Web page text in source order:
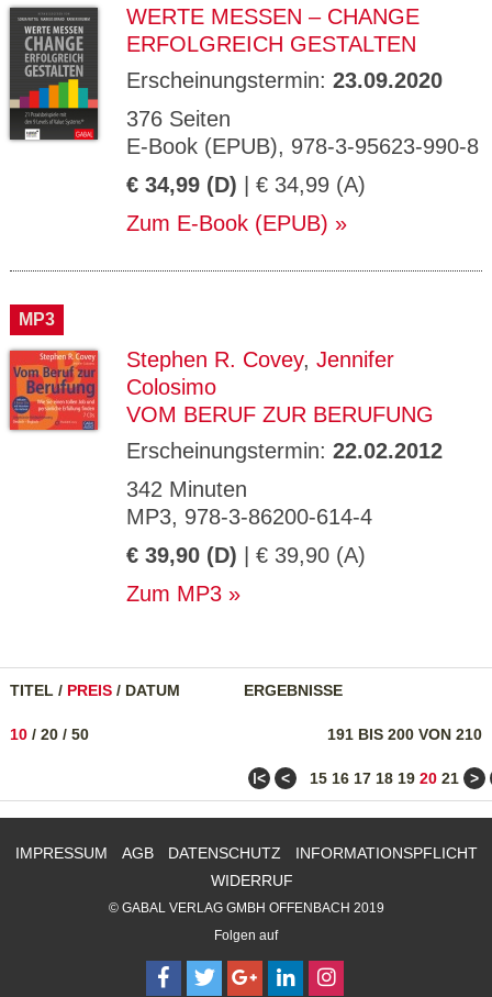
WERTE MESSEN – CHANGE
ERFOLGREICH GESTALTEN
Erscheinungstermin: 23.09.2020
376 Seiten
E-Book (EPUB), 978-3-95623-990-8
€ 34,99 (D) | € 34,99 (A)
Zum E-Book (EPUB)
MP3
Stephen R. Covey, Jennifer
Colosimo
VOM BERUF ZUR BERUFUNG
Erscheinungstermin: 22.02.2012
342 Minuten
MP3, 978-3-86200-614-4
€ 39,90 (D) | € 39,90 (A)
Zum MP3
TITEL / PREIS / DATUM ERGEBNISSE
191 BIS 200 VON 210
10 / 20 / 50
ǀ< < 15 16 17 18 19 20 21 >
IMPRESSUM AGB DATENSCHUTZ
INFORMATIONSPFLICHT
WIDERRUF
© GABAL VERLAG GMBH OFFENBACH 2019
Folgen auf